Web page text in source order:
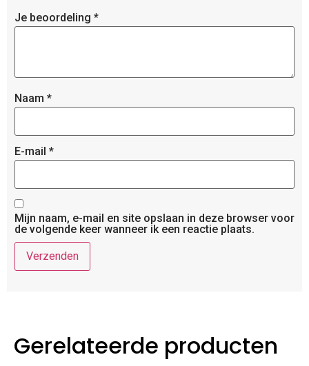
Je beoordeling *
Naam *
E-mail *
Mijn naam, e-mail en site opslaan in deze browser voor
de volgende keer wanneer ik een reactie plaats.
Gerelateerde producten